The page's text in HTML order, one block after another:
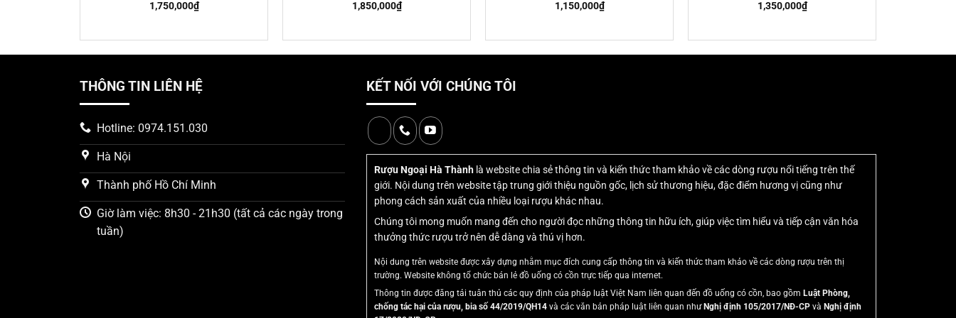
trung và cao cấp.1,750,000₫ 1,850,000₫ 1,150,000₫
Mua Chính Hãng
1,350,000₫
THÔNG TIN LIÊN HỆ
Hotline: 0974.151.030
Hà Nội
Thành phố Hồ Chí Minh
Giờ làm việc: 8h30 - 21h30 (tất cả các ngày trong
tuần)
KẾT NỐI VỚI CHÚNG TÔI
Rượu Ngoại Hà Thành là website chia sẻ thông tin và kiến thức tham khảo về các dòng rượu nổi tiếng trên thế
giới. Nội dung trên website tập trung giới thiệu nguồn gốc, lịch sử thương hiệu, đặc điểm hương vị cũng như
phong cách sản xuất của nhiều loại rượu khác nhau.
Chúng tôi mong muốn mang đến cho người đọc những thông tin hữu ích, giúp việc tìm hiểu và tiếp cận văn hóa
thưởng thức rượu trở nên dễ dàng và thú vị hơn.
Nội dung trên website được xây dựng nhằm mục đích cung cấp thông tin và kiến thức tham khảo về các dòng rượu trên thị
trường. Website không tổ chức bán lẻ đồ uống có cồn trực tiếp qua internet.
Thông tin được đăng tải tuân thủ các quy định của pháp luật Việt Nam liên quan đến đồ uống có cồn, bao gồmLuật Phòng,
chống tác hại của rượu, bia số 44/2019/QH14 và các văn bản pháp luật liên quan nhưNghị định 105/2017/NĐ-CP vàNghị định